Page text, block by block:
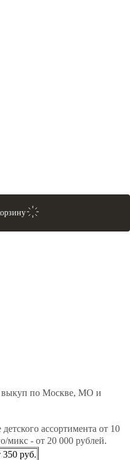
выкуп по Москве, МО и
ассортимента от 10
микс - от 20 000 рублей.
350 руб.